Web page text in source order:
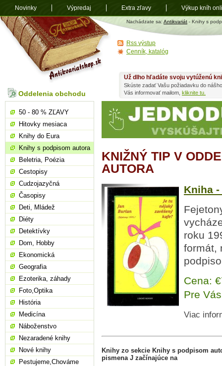
Antikvariát
shop.sk
Nachádzate sa: Antikvariát - Knihy s
KNIŽNÝ TIP V
AUTORA
Kniha
roku
formát,
Cena:
Pre
Viac
Knihy zo sekcie Knihy s podpisom
pismena J začínajúce na
Už dlho hľadáte svoju vytúženú
Skúste zadať Vašu požiadavku do
Vás informovať mailom, kliknite tu.
Oddelenia obchodu
50 - 80 % ZĽAVY
Hitovky mesiaca
Knihy do Eura
Knihy s podpisom autora
Beletria, Poézia
Cestopisy
Cudzojazyčná
Časopisy
Deti, Mládež
Diéty
Detektívky
Dom, Hobby
Ekonomická
Geografia
Ezoterika, záhady
Foto,Optika
História
Medicína
Náboženstvo
Nezaradené knihy
Nové knihy
Pestujeme,Chováme
Rss výstup
Cenník, katalóg
Novinky Výpredaj Extra zľavy Výkup kníh